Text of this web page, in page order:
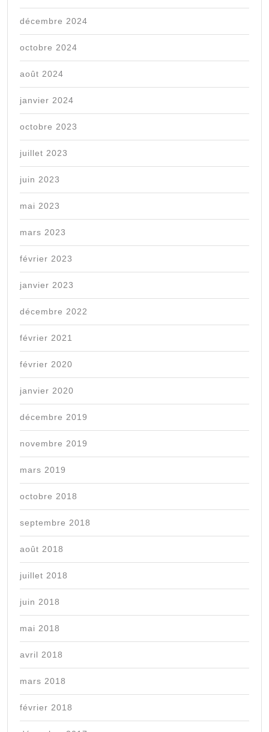
décembre 2024
octobre 2024
août 2024
janvier 2024
octobre 2023
juillet 2023
juin 2023
mai 2023
mars 2023
février 2023
janvier 2023
décembre 2022
février 2021
février 2020
janvier 2020
décembre 2019
novembre 2019
mars 2019
octobre 2018
septembre 2018
août 2018
juillet 2018
juin 2018
mai 2018
avril 2018
mars 2018
février 2018